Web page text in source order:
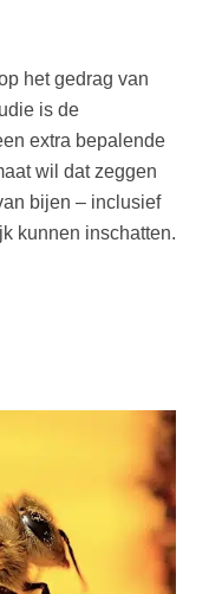
het gedrag van
is de
extra bepalende
wil dat zeggen
bijen – inclusief
kunnen inschatten.